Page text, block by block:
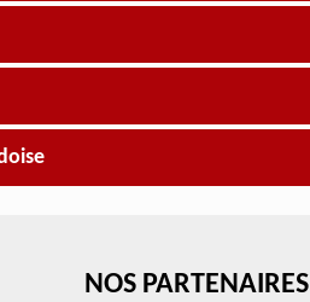
NOS PARTENAIRES